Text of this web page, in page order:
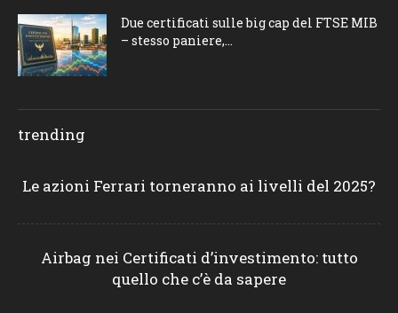
Due certificati sulle big cap del FTSE MIB
– stesso paniere,...
trending
Le azioni Ferrari torneranno ai livelli del 2025?
Airbag nei Certificati d’investimento: tutto
quello che c’è da sapere